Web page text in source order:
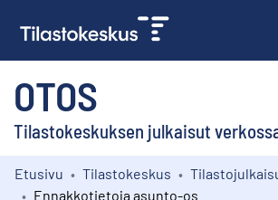
OTOS
Tilastokeskuksen julkaisut
Kokoelmat
Etusivu Tilastokeskus